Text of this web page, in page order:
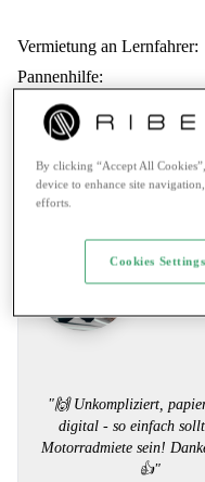
Vermietung an Lernfahrer:
Pannenhilfe:
Zahlungsarten:
Stimmen aus
Tim L.
"🙌 Unkompliziert,
digital - so einfach
Motorradmiete sein!
👍"
By clicking “Accept All
device to enhance site
efforts.
Cookies Settings